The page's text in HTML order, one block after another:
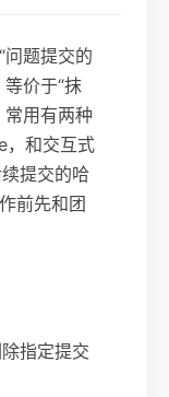
问题提交的
价于“抹
常用有两种
，和交互式
提交的哈
前先和团
指定提交